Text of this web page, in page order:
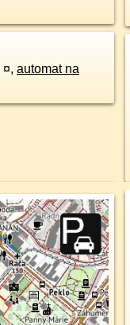
¤, automat na